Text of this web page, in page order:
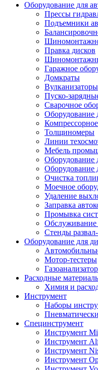
Оборудование для
Прессы
Подъемники
Правка дисков
Гаражное
Домкраты
Вулканизаторы
Пуско-
Сварочное
Оборудование
Толщиномеры
Линии
Мебель
Оборудование
Оборудование
Очистка
Моечное
Удаление
Заправка
Промывка
Обслуживание
Стенды
Оборудование для
Мотор-тестеры
Расходные
Химия и
Инструмент
Наборы
Специнструмент
Инструмент
Инструмент
Инструмент
Инструмент